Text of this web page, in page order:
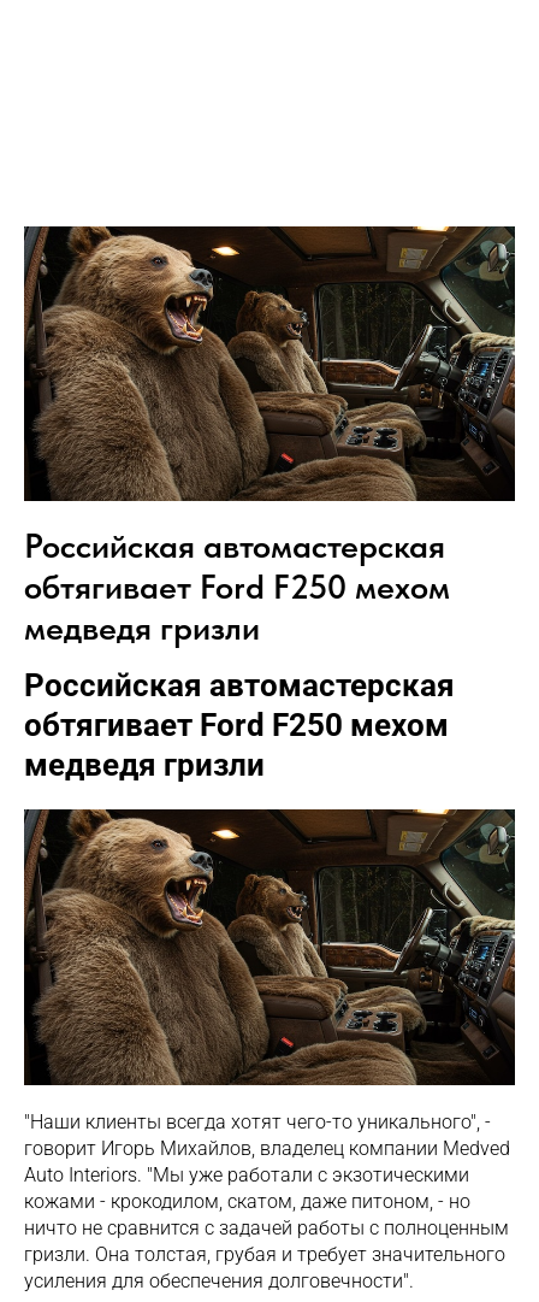
Российская автомастерская
обтягивает Ford F250 мехом
медведя гризли
Российская автомастерская
обтягивает Ford F250 мехом
медведя гризли
"Наши клиенты всегда хотят чего-то уникального", -
говорит Игорь Михайлов, владелец компании Medved
Auto Interiors. "Мы уже работали с экзотическими
кожами - крокодилом, скатом, даже питоном, - но
ничто не сравнится с задачей работы с полноценным
гризли. Она толстая, грубая и требует значительного
усиления для обеспечения долговечности".